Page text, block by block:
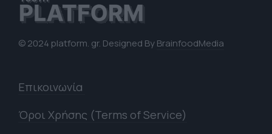
© 2024 platform. gr. Designed ByBrainfoodMedia
Επικοινωνία
Όροι Χρήσης (Terms of Service)